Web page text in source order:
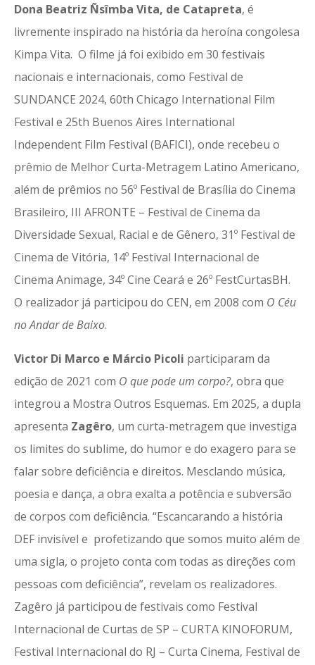
Dona Beatriz Ñsîmba Vita, de Catapreta, é
livremente inspirado na história da heroína congolesa
Kimpa Vita. O filme já foi exibido em 30 festivais
nacionais e internacionais, como Festival de
SUNDANCE 2024, 60th Chicago International Film
Festival e 25th Buenos Aires International
Independent Film Festival (BAFICI), onde recebeu o
prêmio de Melhor Curta-Metragem Latino Americano,
além de prêmios no 56º Festival de Brasília do Cinema
Brasileiro, III AFRONTE – Festival de Cinema da
Diversidade Sexual, Racial e de Gênero, 31º Festival de
Cinema de Vitória, 14º Festival Internacional de
Cinema Animage, 34º Cine Ceará e 26º FestCurtasBH.
O realizador já participou do CEN, em 2008 com O Céu
no Andar de Baixo.
Victor Di Marco e Márcio Picoli participaram da
edição de 2021 com O que pode um corpo?, obra que
integrou a Mostra Outros Esquemas. Em 2025, a dupla
apresenta Zagêro, um curta-metragem que investiga
os limites do sublime, do humor e do exagero para se
falar sobre deficiência e direitos. Mesclando música,
poesia e dança, a obra exalta a potência e subversão
de corpos com deficiência. “Escancarando a história
DEF invisível e profetizando que somos muito além de
uma sigla, o projeto conta com todas as direções com
pessoas com deficiência”, revelam os realizadores.
Zagêro já participou de festivais como Festival
Internacional de Curtas de SP – CURTA KINOFORUM,
Festival Internacional do RJ – Curta Cinema, Festival de